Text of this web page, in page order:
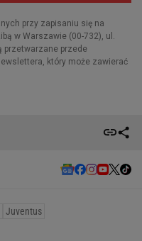
Juventus